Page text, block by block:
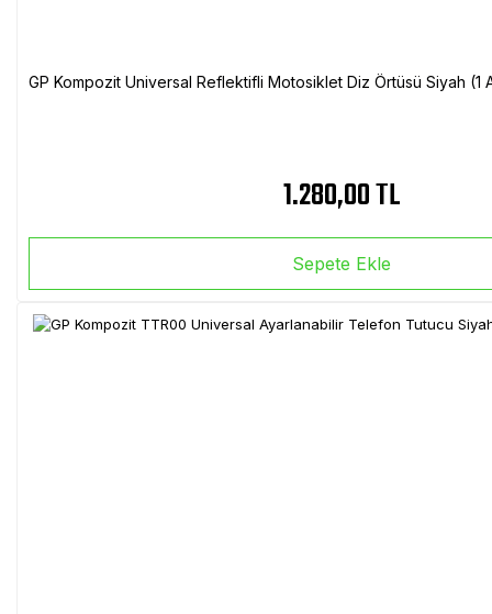
GP Kompozit Universal Reflektifli Motosiklet Diz Örtüsü Siyah
1.280,00 TL
Sepete Ekle